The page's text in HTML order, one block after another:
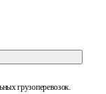
грузоперевозок.